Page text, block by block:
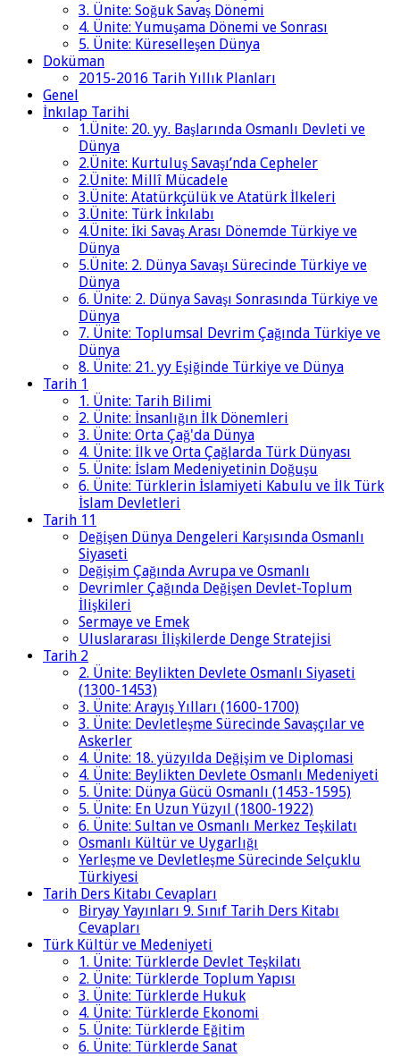
3. Ünite: Soğuk Savaş Dönemi
4. Ünite: Yumuşama Dönemi ve Sonrası
5. Ünite: Küreselleşen Dünya
Doküman
2015-2016 Tarih Yıllık Planları
Genel
İnkılap Tarihi
1.Ünite: 20. yy. Başlarında Osmanlı Devleti ve
Dünya
2.Ünite: Kurtuluş Savaşı’nda Cepheler
2.Ünite: Millî Mücadele
3.Ünite: Atatürkçülük ve Atatürk İlkeleri
3.Ünite: Türk İnkılabı
4.Ünite: İki Savaş Arası Dönemde Türkiye ve
Dünya
5.Ünite: 2. Dünya Savaşı Sürecinde Türkiye ve
Dünya
6. Ünite: 2. Dünya Savaşı Sonrasında Türkiye ve
Dünya
7. Ünite: Toplumsal Devrim Çağında Türkiye ve
Dünya
8. Ünite: 21. yy Eşiğinde Türkiye ve Dünya
Tarih 1
1. Ünite: Tarih Bilimi
2. Ünite: İnsanlığın İlk Dönemleri
3. Ünite: Orta Çağ'da Dünya
4. Ünite: İlk ve Orta Çağlarda Türk Dünyası
5. Ünite: İslam Medeniyetinin Doğuşu
6. Ünite: Türklerin İslamiyeti Kabulu ve İlk Türk
İslam Devletleri
Tarih 11
Değişen Dünya Dengeleri Karşısında Osmanlı
Siyaseti
Değişim Çağında Avrupa ve Osmanlı
Devrimler Çağında Değişen Devlet-Toplum
İlişkileri
Sermaye ve Emek
Uluslararası İlişkilerde Denge Stratejisi
Tarih 2
2. Ünite: Beylikten Devlete Osmanlı Siyaseti
(1300-1453)
3. Ünite: Arayış Yılları (1600-1700)
3. Ünite: Devletleşme Sürecinde Savaşçılar ve
Askerler
4. Ünite: 18. yüzyılda Değişim ve Diplomasi
4. Ünite: Beylikten Devlete Osmanlı Medeniyeti
5. Ünite: Dünya Gücü Osmanlı (1453-1595)
5. Ünite: En Uzun Yüzyıl (1800-1922)
6. Ünite: Sultan ve Osmanlı Merkez Teşkilatı
Osmanlı Kültür ve Uygarlığı
Yerleşme ve Devletleşme Sürecinde Selçuklu
Türkiyesi
Tarih Ders Kitabı Cevapları
Biryay Yayınları 9. Sınıf Tarih Ders Kitabı
Cevapları
Türk Kültür ve Medeniyeti
1. Ünite: Türklerde Devlet Teşkilatı
2. Ünite: Türklerde Toplum Yapısı
3. Ünite: Türklerde Hukuk
4. Ünite: Türklerde Ekonomi
5. Ünite: Türklerde Eğitim
6. Ünite: Türklerde Sanat